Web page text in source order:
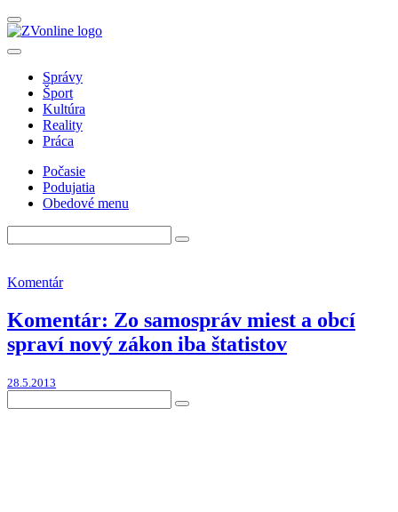
Správy
Šport
Kultúra
Reality
Práca
Počasie
Podujatia
Obedové menu
Komentár
Komentár: Zo samospráv miest a obcí
spraví nový zákon iba štatistov
28.5.2013